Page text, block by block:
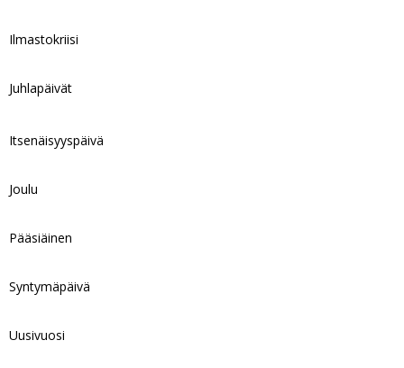
Ilmastokriisi
Juhlapäivät
Itsenäisyyspäivä
Joulu
Pääsiäinen
Syntymäpäivä
Uusivuosi